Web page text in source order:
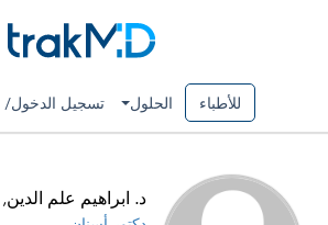
للأطباء الحلول تسجيل
د. ابراهيم علم الدين, DDS